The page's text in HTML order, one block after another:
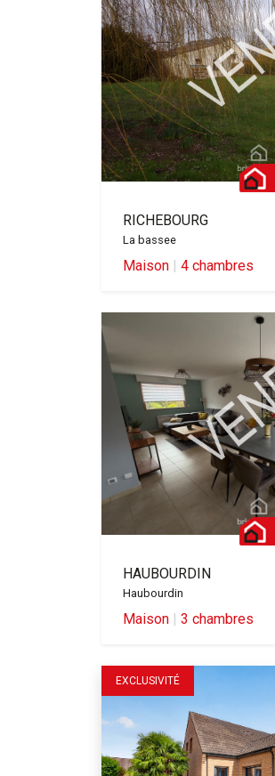
RICHEBOURG
La bassee
Maison | 4 chambres
HAUBOURDIN
Haubourdin
Maison | 3 chambres
EXCLUSIVITÉ